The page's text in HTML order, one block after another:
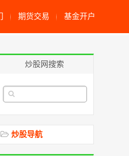
期货交易 基金开户
炒股网搜索
炒股导航